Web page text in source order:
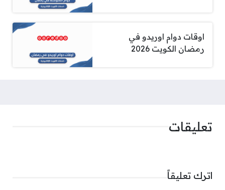
اوقات دوام اوريدو في
رمضان الكويت 2026
تعليقات
اترك تعليقاً